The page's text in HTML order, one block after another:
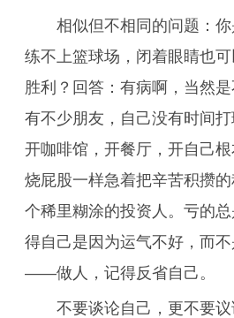
相似但不相同的问题：
练不上篮球场，闭着眼睛也
胜利？回答：有病啊，当然
有不少朋友，自己没有时间
开咖啡馆，开餐厅，开自己
烧屁股一样急着把辛苦积攒
个稀里糊涂的投资人。亏的
得自己是因为运气不好，而不
——做人，记得反省自己。
不要谈论自己，更不要